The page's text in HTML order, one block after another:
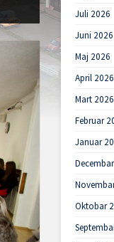
Juli 2026
Juni 2026
Maj 2026
April 2026
Mart 2026
Februar
Januar
Oktobar